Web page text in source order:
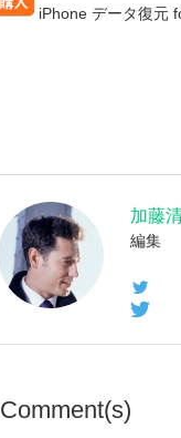
iPhone データ復元
加藤
編集
Comment(s)